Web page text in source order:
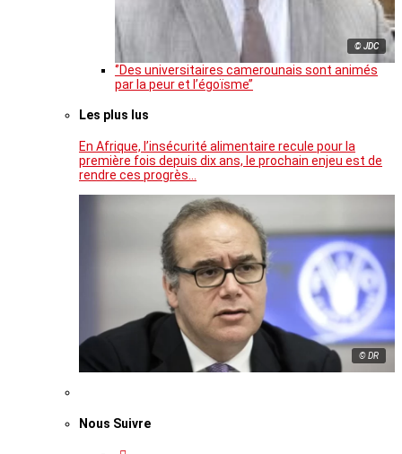
© JDC
‘’Des universitaires camerounais sont animés
par la peur et l’égoïsme’’
Les plus lus
En Afrique, l’insécurité alimentaire recule pour la
première fois depuis dix ans, le prochain enjeu est de
rendre ces progrès…
© DR
Nous Suivre